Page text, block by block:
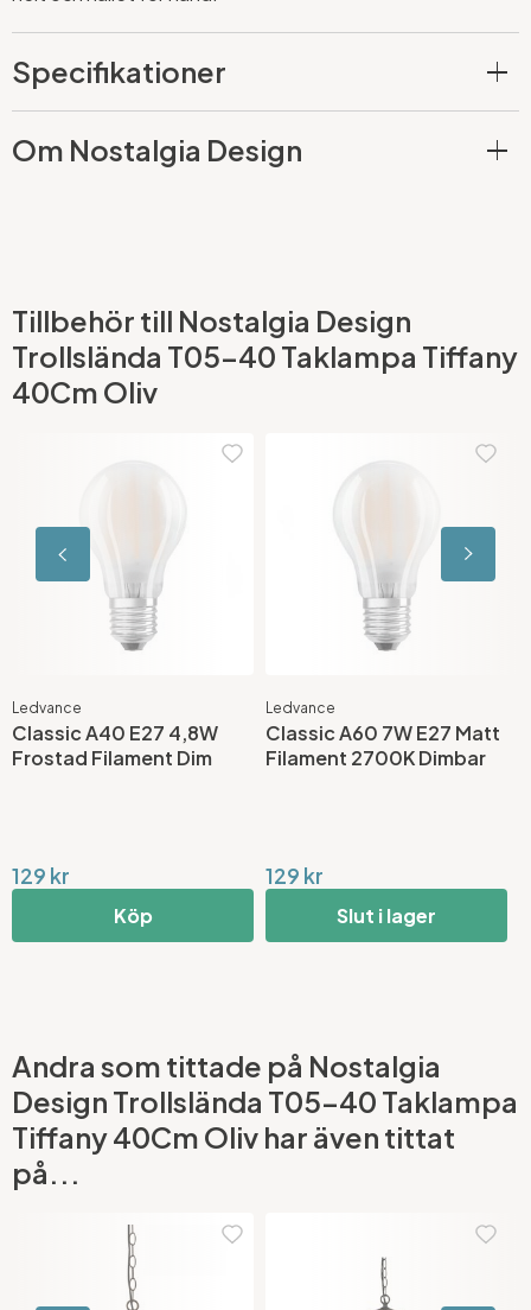
Specifikationer
Om Nostalgia Design
Tillbehör till Nostalgia Design
Trollslända T05-40 Taklampa Tiffany
40Cm Oliv
Ledvance
Classic A40 E27 4,8W
Frostad Filament Dim
129 kr
Köp
Ledvance
Classic A60 7W E27 Matt
Filament 2700K Dimbar
129 kr
Slut i lager
Andra som tittade på Nostalgia
Design Trollslända T05-40 Taklampa
Tiffany 40Cm Oliv har även tittat
på...